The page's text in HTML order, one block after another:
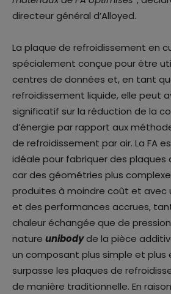
directeur général d’Alloyed.
La plaque de refroidissement en
spécialement conçue pour être
centres de données et, en tant
refroidissement liquide, elle peut
significatif sur la réduction de la
d’énergie par rapport aux
de refroidissement par air. La FA
idéale pour fabriquer des plaques
car des géométries plus
produites à moindre coût et avec
et des performances accrues,
chaleur échangée que de pression
nature unibodyde la pièce
un composant plus simple et plus
surpasse les plaques de
de manière traditionnelle. En